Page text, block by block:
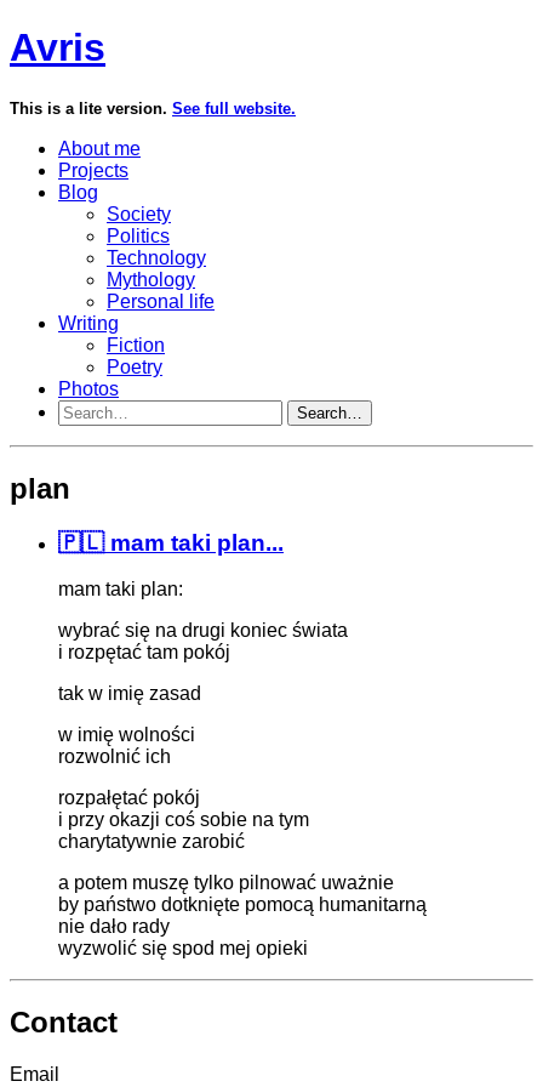
Avris
This is a lite version. See full website.
About me
Projects
Blog
Society
Politics
Technology
Mythology
Personal life
Writing
Fiction
Poetry
Photos
Search…
plan
🇵🇱 mam taki plan...
mam taki plan:
wybrać się na drugi koniec świata
i rozpętać tam pokój
tak w imię zasad
w imię wolności
rozwolnić ich
rozpałętać pokój
i przy okazji coś sobie na tym
charytatywnie zarobić
a potem muszę tylko pilnować uważnie
by państwo dotknięte pomocą humanitarną
nie dało rady
wyzwolić się spod mej opieki
Contact
Email